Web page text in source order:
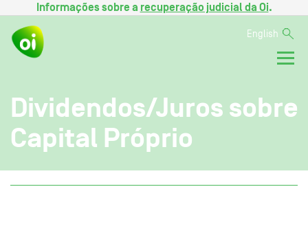
Informações sobre a recuperação judicial da Oi.
English
Dividendos/Juros sobre
Capital Próprio